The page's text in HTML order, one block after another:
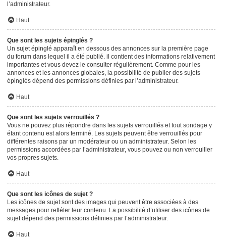
l’administrateur.
Haut
Que sont les sujets épinglés ?
Un sujet épinglé apparaît en dessous des annonces sur la première page
du forum dans lequel il a été publié. il contient des informations relativement
importantes et vous devez le consulter régulièrement. Comme pour les
annonces et les annonces globales, la possibilité de publier des sujets
épinglés dépend des permissions définies par l’administrateur.
Haut
Que sont les sujets verrouillés ?
Vous ne pouvez plus répondre dans les sujets verrouillés et tout sondage y
étant contenu est alors terminé. Les sujets peuvent être verrouillés pour
différentes raisons par un modérateur ou un administrateur. Selon les
permissions accordées par l’administrateur, vous pouvez ou non verrouiller
vos propres sujets.
Haut
Que sont les icônes de sujet ?
Les icônes de sujet sont des images qui peuvent être associées à des
messages pour refléter leur contenu. La possibilité d’utiliser des icônes de
sujet dépend des permissions définies par l’administrateur.
Haut